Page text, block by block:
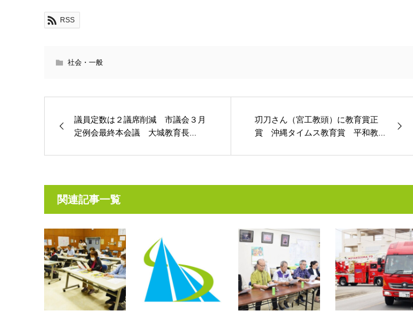
RSS
社会・一般
議員定数は２議席削減 市議会３月
定例会最終本会議 大城教育長...
㓛刀さん（宮工教頭）に教育賞正
賞 沖縄タイムス教育賞 平和教...
関連記事一覧